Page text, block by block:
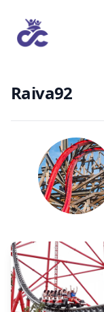
Raiva92